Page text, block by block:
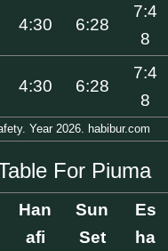
4:30 6:28
7:4
8
4:30 6:28
7:4
8
Year 2026. habibur.com
For Piuma
Han
afi
Sun
Set
Es
ha